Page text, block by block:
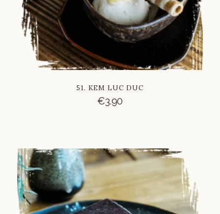
51. KEM LUC DUC
€3.90